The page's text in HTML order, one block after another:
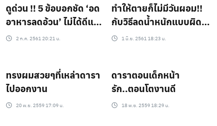
ดูด่วน !! 5 ข้อบอกชัด ‘อด
อาหารลดอ้วน’ ไม่ได้ดีแบบ
ที่เราคิด
2 ก.ค. 2561 20:21 น.
ทำให้ตายก็ไม่มีวันผอม!!
กับวิธีลดน้ำหนักแบบผิดๆ
ที่คุณไม่เคยรู้
1 มิ.ย. 2561 18:23 น.
ทรงผมสวยๆที่เหล่าดารา
ไปออกงาน
20 พ.ย. 2559 17:09 น.
ดาราตอนเด็กหน้า
รัก..ตอนโตงานดี
18 พ.ย. 2559 18:29 น.